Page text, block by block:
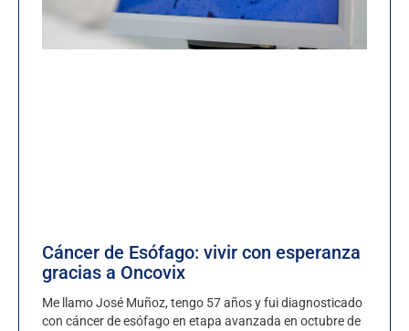
Cáncer de Esófago: vivir con esperanza
gracias a Oncovix
Me llamo José Muñoz, tengo 57 años y fui diagnosticado
con cáncer de esófago en etapa avanzada en octubre de